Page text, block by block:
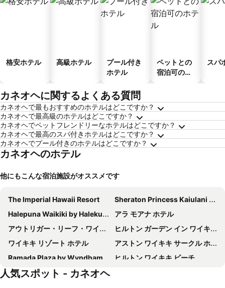
格安ホテル 高級ホテル
プール付き
ホテル
ペットとの
宿泊可のホ
スパ
カネオヘに関するよくある質問
カネオヘで最もおすすめのホテルはどこですか？
カネオヘで最高級のホテルはどこですか？
カネオヘでペットフレンドリーなホテルはどこですか？
カネオヘで最高のスパ付きホテルはどこですか？
カネオヘでプール付きのホテルはどこですか？
カネオヘのホテル
他にもこんな宿泊施設がオススメです
The Imperial Hawaii Resort
Sheraton Princess Kaiulani Waikiki Beach
Halepuna Waikiki by Halekulani
アラ モアナ ホテル
アウトリガー・リーフ・ワイキキ・ビーチ・リゾート
ヒルトン ガーデン イン ワイキキ ビーチ
ワイキキ リゾート ホテル
アストン ワイキキ サークル ホテル
Ramada Plaza by Wyndham Waikiki
ヒルトン ワイキキ ビーチ
Hilton Vacation Club The Modern Honolulu
人気スポット - カネオヘ